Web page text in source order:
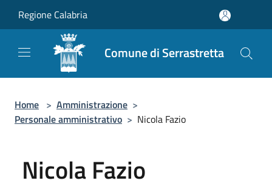
Regione Calabria
Comune di Serrastretta
Home > Amministrazione >
Personale amministrativo > Nicola Fazio
Nicola Fazio